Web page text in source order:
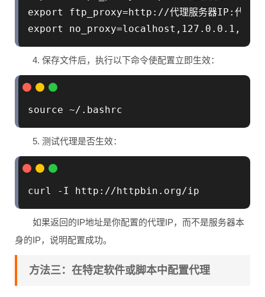
export ftp_proxy=http://代理服务器IP:代理端
4. 保存文件后，执行以下命令使配置立即生效：
5. 测试代理是否生效：
如果返回的IP地址是你配置的代理IP，而不是服务器本
身的IP，说明配置成功。
方法三：在特定软件或脚本中配置代理